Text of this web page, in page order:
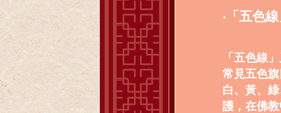
‧「五色
「五色線
常見五色
白、黃、
護，在佛教